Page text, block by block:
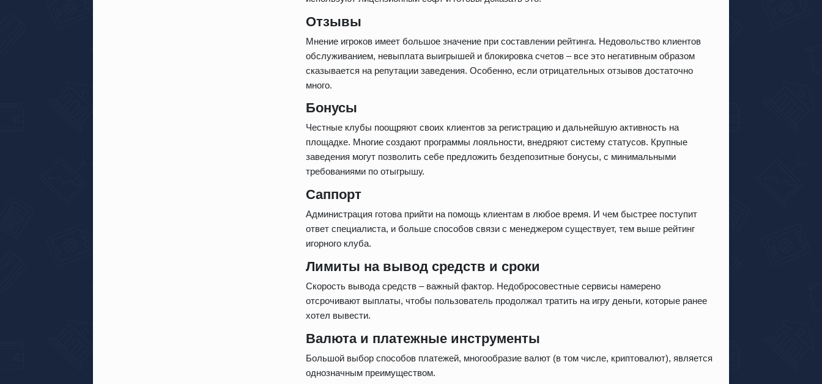
Отзывы
Мнение игроков имеет большое значение при составлении рейтинга. Недовольство клиентов
обслуживанием, невыплата выигрышей и блокировка счетов – все это негативным образом
сказывается на репутации заведения. Особенно, если отрицательных отзывов достаточно
много.
Бонусы
Честные клубы поощряют своих клиентов за регистрацию и дальнейшую активность на
площадке. Многие создают программы лояльности, внедряют систему статусов. Крупные
заведения могут позволить себе предложить бездепозитные бонусы, с минимальными
требованиями по отыгрышу.
Саппорт
Администрация готова прийти на помощь клиентам в любое время. И чем быстрее поступит
ответ специалиста, и больше способов связи с менеджером существует, тем выше рейтинг
игорного клуба.
Лимиты на вывод средств и сроки
Скорость вывода средств – важный фактор. Недобросовестные сервисы намерено
отсрочивают выплаты, чтобы пользователь продолжал тратить на игру деньги, которые ранее
хотел вывести.
Валюта и платежные инструменты
Большой выбор способов платежей, многообразие валют (в том числе, криптовалют), является
однозначным преимуществом.